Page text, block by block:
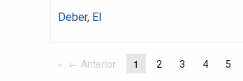
Deber, El
← Anterior 1 2 3 4 5